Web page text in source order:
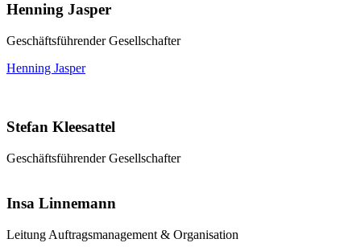
Henning Jasper
Geschäftsführender Gesellschafter
Henning Jasper
Stefan Kleesattel
Geschäftsführender Gesellschafter
Insa Linnemann
Leitung Auftragsmanagement & Organisation